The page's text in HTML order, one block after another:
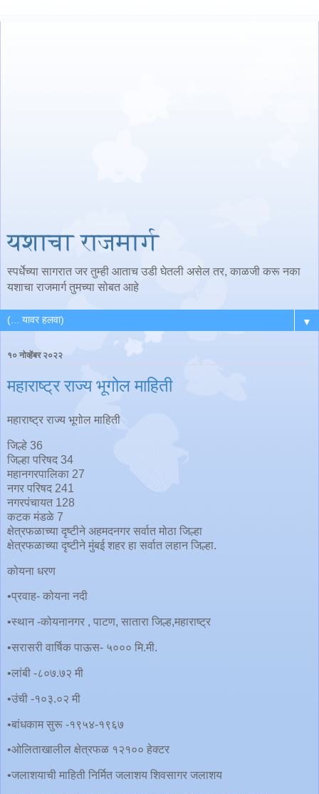
यशाचा राजमार्ग
स्पर्धेच्या सागरात जर तुम्ही आताच उडी घेतली असेल तर, काळजी करू नका
यशाचा राजमार्ग तुमच्या सोबत आहे
▼
१० नोव्हेंबर २०२२
महाराष्ट्र राज्य भूगोल माहिती
महाराष्ट्र राज्य भूगोल माहिती
जिल्हे 36
जिल्हा परिषद 34
महानगरपालिका 27
नगर परिषद 241
नगरपंचायत 128
कटक मंडळे 7
क्षेत्रफळाच्या दृष्टीने अहमदनगर सर्वात मोठा जिल्हा
क्षेत्रफळाच्या दृष्टीने मुंबई शहर हा सर्वात लहान जिल्हा.
कोयना धरण
•प्रवाह- कोयना नदी
•स्थान -कोयनानगर , पाटण, सातारा जिल्ह,महाराष्ट्र
•सरासरी वार्षिक पाऊस- ५००० मि.मी.
•लांबी -८०७.७२ मी
•उंची -१०३.०२ मी
•बांधकाम सुरू -१९५४-१९६७
•ओलिताखालील क्षेत्रफळ १२१०० हेक्टर
•जलाशयाची माहिती निर्मित जलाशय शिवसागर जलाशय